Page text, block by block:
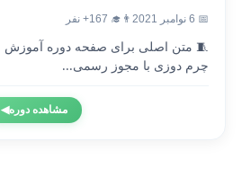
📅 6 نوامبر 2021 👨‍🎓 167+ نفر
🧵 متن اصلی برای صفحه دوره آموزش
چرم دوزی با مجوز رسمی...
مشاهده دوره◀